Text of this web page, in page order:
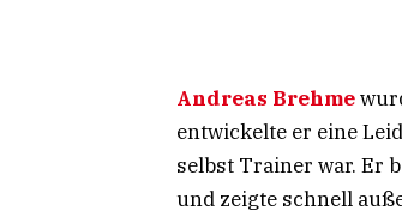
Andreas Brehme
entwickelte er eine
selbst Trainer war. Er
und zeigte schnell